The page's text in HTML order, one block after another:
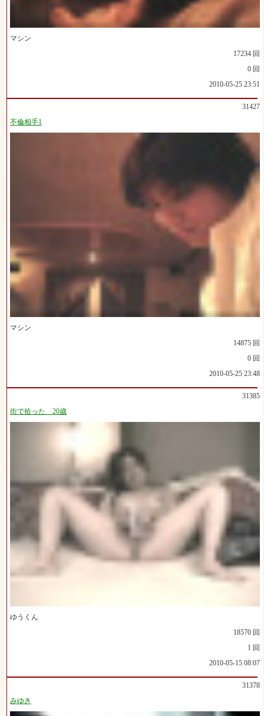
マシン
17234 回
0 回
2010-05-25 23:51
31427
不倫相手1
マシン
14875 回
0 回
2010-05-25 23:48
31385
街で拾った 20歳
ゆうくん
18570 回
1 回
2010-05-15 08:07
31378
みゆき